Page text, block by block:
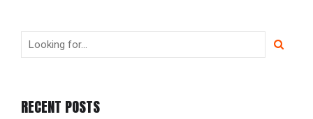
RECENT POSTS